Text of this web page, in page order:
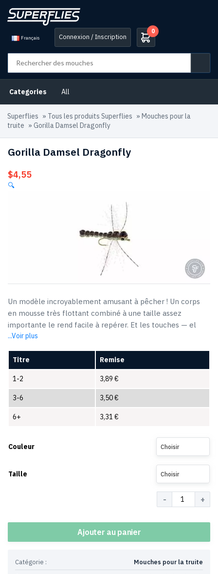
Français Connexion / Inscription
0
Categories All
Superflies » Tous les produits Superflies » Mouches pour la
truite » Gorilla Damsel Dragonfly
Gorilla Damsel Dragonfly
$4,55
🔍
Un modèle incroyablement amusant à pêcher ! Un corps
en mousse très flottant combiné à une taille assez
importante le rend facile à repérer. Et les touches — el
...Voir plus
Titre Remise
1-2 3,89 €
3-6 3,50€
6+ 3,31 €
Couleur Choisir
Taille Choisir
Ajouter au panier
Catégorie :
Mouches pour la truite